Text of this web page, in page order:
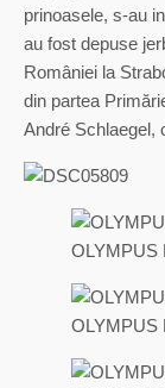
prinoasele, s-au
au fost depuse
României la
din partea
André Schlaegel,
OLYMPUS
OLYMPUS